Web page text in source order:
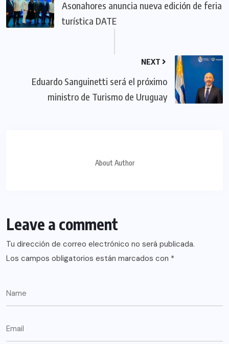
Asonahores anuncia nueva edición de feria
turística DATE
NEXT
Eduardo Sanguinetti será el próximo
ministro de Turismo de Uruguay
About Author
Leave a comment
Tu dirección de correo electrónico no será publicada.
Los campos obligatorios están marcados con *